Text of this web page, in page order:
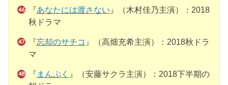
『あなたには渡さない 』（木村佳乃主演）：2018
秋ドラマ
『忘却のサチコ 』（高畑充希主演）：2018秋ドラ
マ
『 まんぷく 』（安藤サクラ主演）：2018下半期の